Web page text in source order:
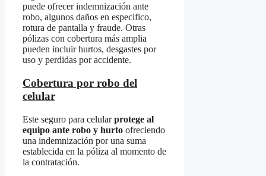
puede ofrecer indemnización ante
robo, algunos daños en especifico,
rotura de pantalla y fraude. Otras
pólizas con cobertura más amplia
pueden incluir hurtos, desgastes por
uso y perdidas por accidente.
Cobertura por robo del
celular
Este seguro para celularprotege al
equipo ante robo y hurto ofreciendo
una indemnización por una suma
establecida en la póliza al momento de
la contratación.